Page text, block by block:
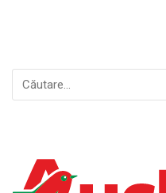
Caută
după: